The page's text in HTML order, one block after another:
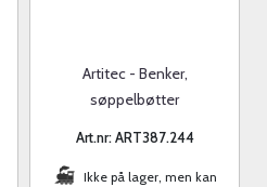
Artitec - Benker,
søppelbøtter
Art.nr: ART387.244
Ikke på lager, men kan